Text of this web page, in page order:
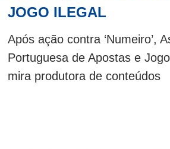
JOGO ILEGAL
Após ação contra ‘Numeiro’,
Portuguesa de Apostas e
mira produtora de conteúdos